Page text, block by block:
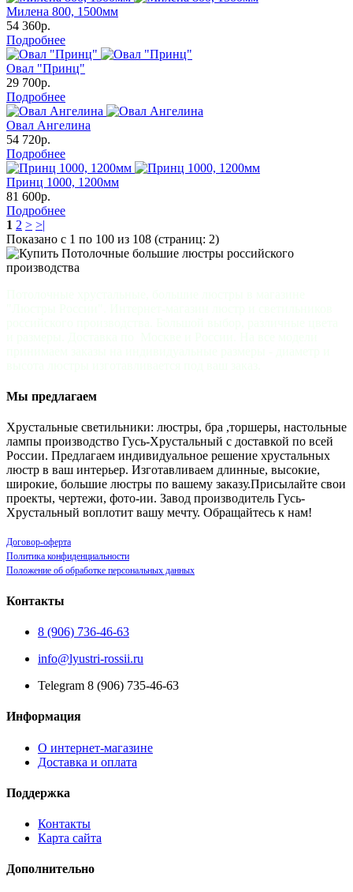
Милена 800, 1500мм
54 360р.
Подробнее
Овал "Принц"
29 700р.
Подробнее
Овал Ангелина
54 720р.
Подробнее
Принц 1000, 1200мм
81 600р.
Подробнее
1 2 > >|
Показано с 1 по 100 из 108 (страниц: 2)
Мы предлагаем
Хрустальные светильники: люстры, бра ,торшеры, настольные
лампы производство Гусь-Хрустальный с доставкой по всей
России. Предлагаем индивидуальное решение хрустальных
люстр в ваш интерьер. Изготавливаем длинные, высокие,
широкие, большие люстры по вашему заказу.Присылайте свои
проекты, чертежи, фото-ии. Завод производитель Гусь-
Хрустальный воплотит вашу мечту. Обращайтесь к нам!
Договор-оферта
Политика конфиденциальности
Положение об обработке персональных данных
Контакты
8 (906) 736-46-63
info@lyustri-rossii.ru
Telegram 8 (906) 735-46-63
Информация
О интернет-магазине
Доставка и оплата
Поддержка
Контакты
Карта сайта
Дополнительно